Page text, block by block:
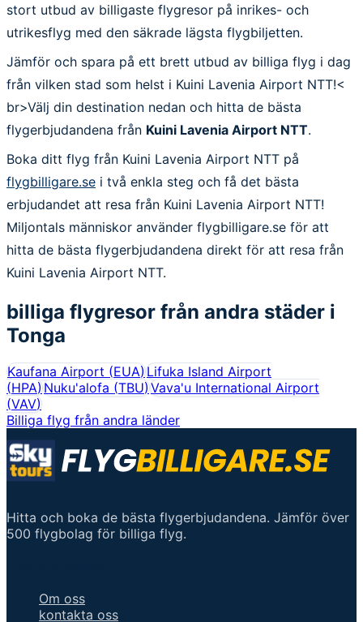
stort utbud av billigaste flygresor på inrikes- och
utrikesflyg med den säkrade lägsta flygbiljetten.
Jämför och spara på ett brett utbud av billiga flyg i dag
från vilken stad som helst i Kuini Lavenia Airport NTT!<
br>Välj din destination nedan och hitta de bästa
flygerbjudandena från Kuini Lavenia Airport NTT.
Boka ditt flyg från Kuini Lavenia Airport NTT på
flygbilligare.se i två enkla steg och få det bästa
erbjudandet att resa från Kuini Lavenia Airport NTT!
Miljontals människor använder flygbilligare.se för att
hitta de bästa flygerbjudandena direkt för att resa från
Kuini Lavenia Airport NTT.
billiga flygresor från andra städer i
Tonga
Kaufana Airport (EUA)Lifuka Island Airport
(HPA)Nuku'alofa (TBU)Vava'u International Airport
(VAV)
Billiga flyg från andra länder
Hitta och boka de bästa flygerbjudandena. Jämför över
500 flygbolag för billiga flyg.
Om oss
kontakta oss